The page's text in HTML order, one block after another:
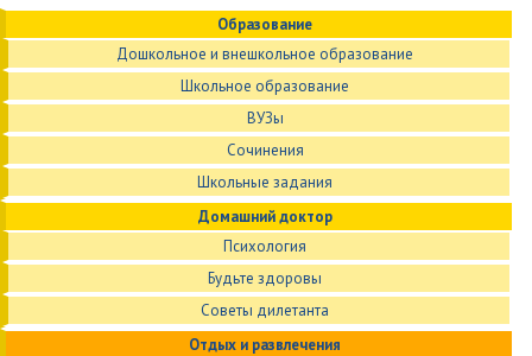
Образование
Дошкольное и внешкольное образование
Школьное образование
ВУЗы
Сочинения
Школьные задания
Домашний доктор
Психология
Будьте здоровы
Советы дилетанта
Отдых и развлечения